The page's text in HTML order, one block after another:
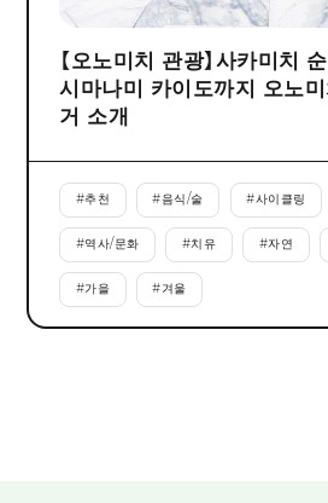
【오노미치 관광】사카미치
시마나미 카이도까지 오노
거 소개
#추천 #음식/술 #사이클링
#역사/문화 #치유 #자연
#가을 #겨울